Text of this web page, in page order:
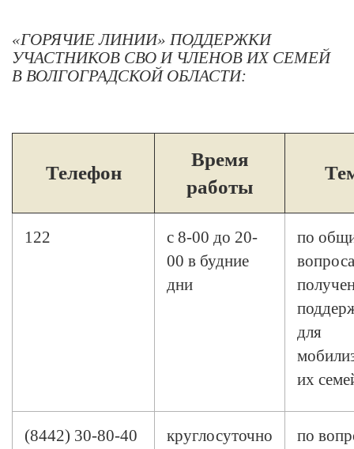
«ГОРЯЧИЕ ЛИНИИ» ПОДДЕРЖКИ
УЧАСТНИКОВ СВО И ЧЛЕНОВ ИХ СЕМЕЙ
В ВОЛГОГРАДСКОЙ ОБЛАСТИ:
Телефон
Время
работы
122
с 8-00 до 20-
00 в будние
дни
по
для
их
(8442) 30-80-40 круглосуточно
по